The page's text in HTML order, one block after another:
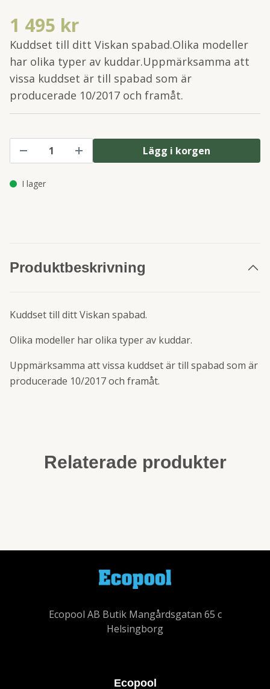
1 495 kr
Kuddset till ditt Viskan spabad.Olika modeller
har olika typer av kuddar.Uppmärksamma att
vissa kuddset är till spabad som är
producerade 10/2017 och framåt.
Lägg i korgen
I lager
Produktbeskrivning
Kuddset till ditt Viskan spabad.
Olika modeller har olika typer av kuddar.
Uppmärksamma att vissa kuddset är till spabad som är
producerade 10/2017 och framåt.
Relaterade produkter
Ecopool AB Butik Mangårdsgatan 65 c
Helsingborg
Ecopool